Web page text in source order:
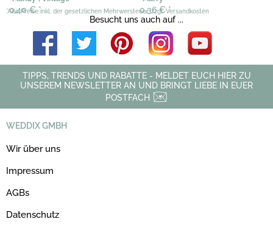
0,40 €* 0,36 €*
*Alle Preise inkl. der gesetzlichen Mehrwersteuer, zzgl. Versandkosten
Besucht uns auch auf ...
TIPPS, TRENDS UND RABATTE - MELDET EUCH HIER ZU
UNSEREM NEWSLETTER AN UND BRINGT LIEBE IN EUER
POSTFACH
WEDDIX GMBH
Wir über uns
Impressum
AGBs
Datenschutz